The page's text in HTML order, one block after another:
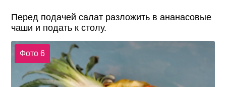
Перед подачей салат разложить в ананасовые
чаши и подать к столу.
Фото 6